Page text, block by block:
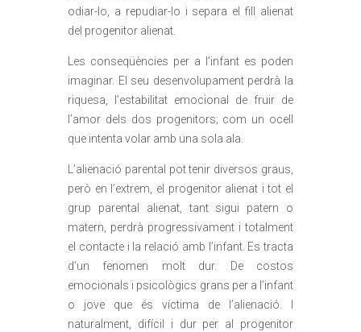
odiar-lo, a repudiar-lo i separa el fill alienat
del progenitor alienat.
Les conseqüències per a l’infant es poden
imaginar. El seu desenvolupament perdrà la
riquesa, l’estabilitat emocional de fruir de
l’amor dels dos progenitors; com un ocell
que intenta volar amb una sola ala.
L’alienació parental pot tenir diversos graus,
però en l’extrem, el progenitor alienat i tot el
grup parental alienat, tant sigui patern o
matern, perdrà progressivament i totalment
el contacte i la relació amb l’infant. Es tracta
d’un fenomen molt dur. De costos
emocionals i psicològics grans per a l’infant
o jove que és víctima de l’alienació. I
naturalment, difícil i dur per al progenitor